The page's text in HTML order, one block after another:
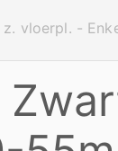
vloerpl. -